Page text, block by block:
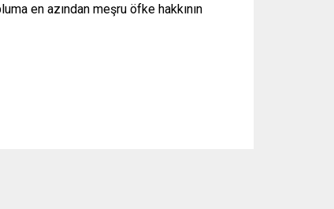
en azından meşru öfke hakkının